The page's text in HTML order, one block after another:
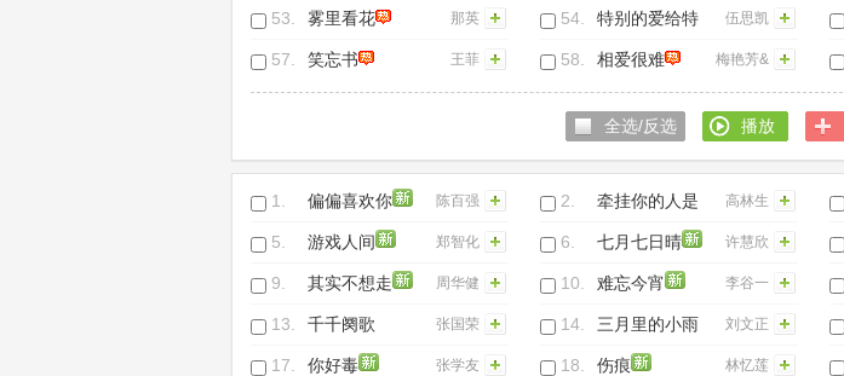
53. 雾里看花 那英 54.
特别的爱给特
别的你
伍思凯
57. 笑忘书 王菲 58. 相爱很难
梅艳芳&
张学友
全选/反选 播放
1. 偏偏喜欢你 陈百强 2.
牵挂你的人是
我
高林生
5. 游戏人间 郑智化 6. 七月七日晴 许慧欣
9. 其实不想走 周华健 10. 难忘今宵 李谷一
13.
千千阕歌
(Live)
张国荣 14. 三月里的小雨 刘文正
17. 你好毒 张学友 18. 伤痕 林忆莲